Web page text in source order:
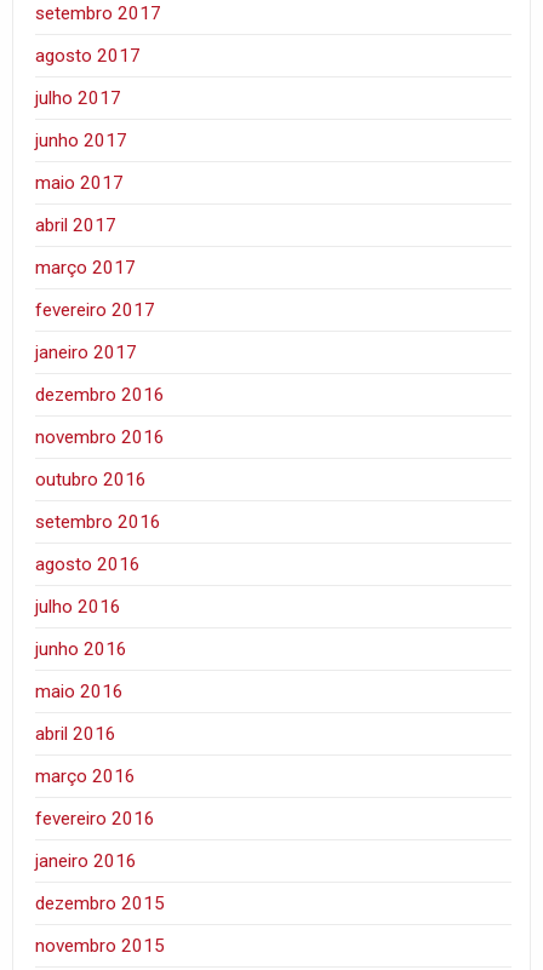
setembro 2017
agosto 2017
julho 2017
junho 2017
maio 2017
abril 2017
março 2017
fevereiro 2017
janeiro 2017
dezembro 2016
novembro 2016
outubro 2016
setembro 2016
agosto 2016
julho 2016
junho 2016
maio 2016
abril 2016
março 2016
fevereiro 2016
janeiro 2016
dezembro 2015
novembro 2015